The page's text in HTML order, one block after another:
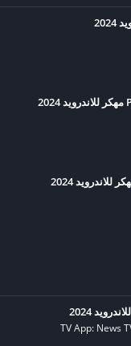
TV App: News